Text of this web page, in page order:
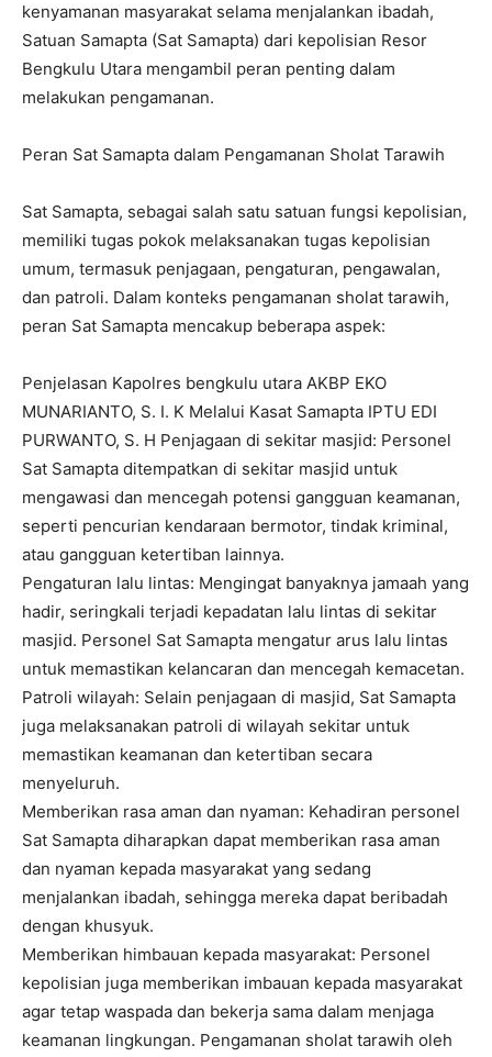
kenyamanan masyarakat selama menjalankan ibadah,
Satuan Samapta (Sat Samapta) dari kepolisian Resor
Bengkulu Utara mengambil peran penting dalam
melakukan pengamanan.
Peran Sat Samapta dalam Pengamanan Sholat Tarawih
Sat Samapta, sebagai salah satu satuan fungsi kepolisian,
memiliki tugas pokok melaksanakan tugas kepolisian
umum, termasuk penjagaan, pengaturan, pengawalan,
dan patroli. Dalam konteks pengamanan sholat tarawih,
peran Sat Samapta mencakup beberapa aspek:
Penjelasan Kapolres bengkulu utara AKBP EKO
MUNARIANTO, S. I. K Melalui Kasat Samapta IPTU EDI
PURWANTO, S. H Penjagaan di sekitar masjid: Personel
Sat Samapta ditempatkan di sekitar masjid untuk
mengawasi dan mencegah potensi gangguan keamanan,
seperti pencurian kendaraan bermotor, tindak kriminal,
atau gangguan ketertiban lainnya.
Pengaturan lalu lintas: Mengingat banyaknya jamaah yang
hadir, seringkali terjadi kepadatan lalu lintas di sekitar
masjid. Personel Sat Samapta mengatur arus lalu lintas
untuk memastikan kelancaran dan mencegah kemacetan.
Patroli wilayah: Selain penjagaan di masjid, Sat Samapta
juga melaksanakan patroli di wilayah sekitar untuk
memastikan keamanan dan ketertiban secara
menyeluruh.
Memberikan rasa aman dan nyaman: Kehadiran personel
Sat Samapta diharapkan dapat memberikan rasa aman
dan nyaman kepada masyarakat yang sedang
menjalankan ibadah, sehingga mereka dapat beribadah
dengan khusyuk.
Memberikan himbauan kepada masyarakat: Personel
kepolisian juga memberikan imbauan kepada masyarakat
agar tetap waspada dan bekerja sama dalam menjaga
keamanan lingkungan. Pengamanan sholat tarawih oleh